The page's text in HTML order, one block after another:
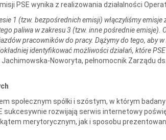
PSE wynika z realizowania działalności
1 (tzw. bezpośrednich emisji) włączyliśmy emisje
paliwa w zakresu 3 (tzw. inne pośrednie emisje).
pracowników do pracy. Dążymy do tego, aby
identyfikować możliwości działań, które
Noworyta, pełnomocnik Zarządu
społecznym spółki i szóstym, w którym badany
rozwijają serwis internetowy
merytorycznym, jak i sposobu